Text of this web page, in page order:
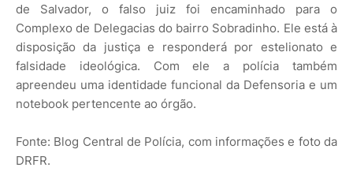
de Salvador, o falso juiz foi encaminhado para o
Complexo de Delegacias do bairro Sobradinho. Ele está à
disposição da justiça e responderá por estelionato e
falsidade ideológica. Com ele a polícia também
apreendeu uma identidade funcional da Defensoria e um
notebook pertencente ao órgão.
Fonte: Blog Central de Polícia, com informações e foto da
DRFR.